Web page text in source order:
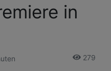
in
279